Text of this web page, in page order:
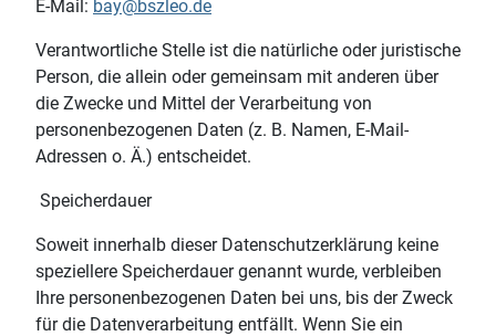
E-Mail: bay@bszleo.de
Verantwortliche Stelle ist die natürliche oder juristische
Person, die allein oder gemeinsam mit anderen über
die Zwecke und Mittel der Verarbeitung von
personenbezogenen Daten (z. B. Namen, E-Mail-
Adressen o. Ä.) entscheidet.
Speicherdauer
Soweit innerhalb dieser Datenschutzerklärung keine
speziellere Speicherdauer genannt wurde, verbleiben
Ihre personenbezogenen Daten bei uns, bis der Zweck
für die Datenverarbeitung entfällt. Wenn Sie ein